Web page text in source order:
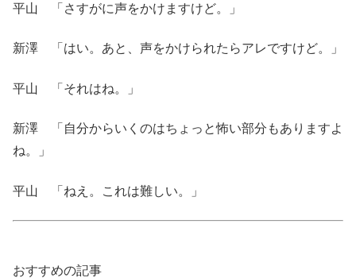
平山 「さすがに声をかけますけど。」
新澤 「はい。あと、声をかけられたらアレですけど。」
平山 「それはね。」
新澤 「自分からいくのはちょっと怖い部分もありますよ
ね。」
平山 「ねえ。これは難しい。」
おすすめの記事